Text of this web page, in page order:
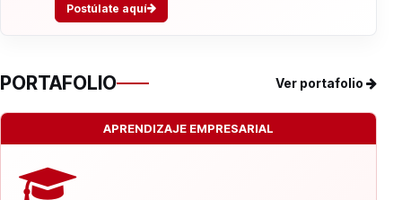
Postúlate aquí
PORTAFOLIO Ver portafolio
APRENDIZAJE EMPRESARIAL